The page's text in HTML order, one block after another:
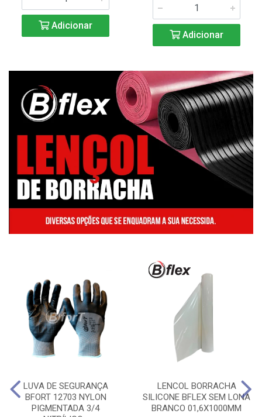
Adicionar
Adicionar
LUVA DE SEGURANÇA
BFORT 12703 NYLON
PIGMENTADA 3/4
LENCOL BORRACHA
SILICONE BFLEX SEM LONA
BRANCO 01,6X1000MM